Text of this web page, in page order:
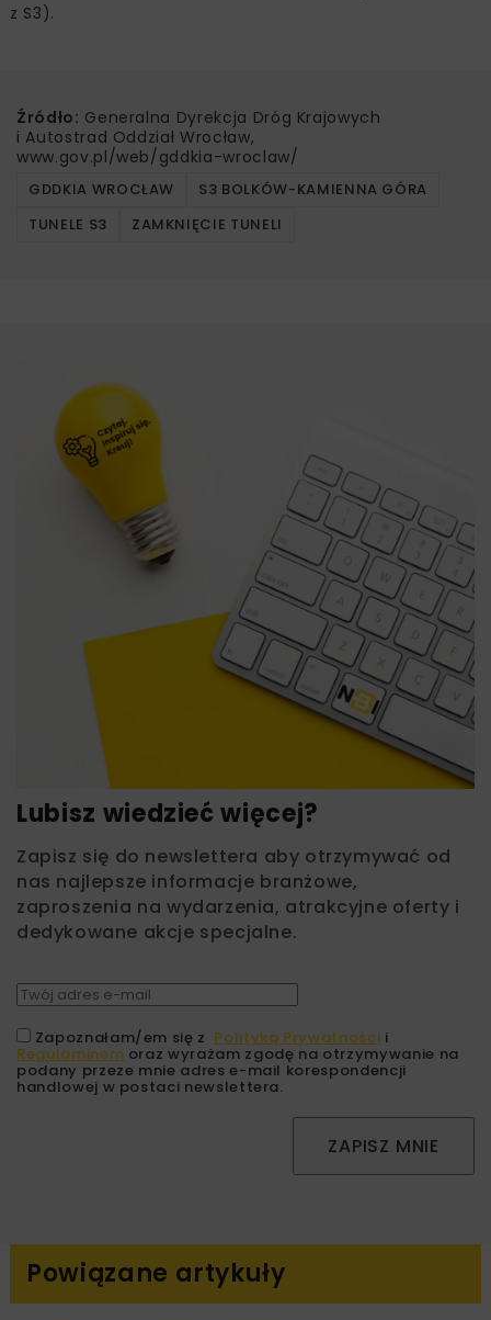
z S3).
Źródło: Generalna Dyrekcja Dróg Krajowych
i Autostrad Oddział Wrocław,
www.gov.pl/web/gddkia-wroclaw/
GDDKIA WROCŁAW
S3 BOLKÓW-KAMIENNA GÓRA
TUNELE S3
ZAMKNIĘCIE TUNELI
Lubisz wiedzieć więcej?
Zapisz się do newslettera aby otrzymywać od
nas najlepsze informacje branżowe,
zaproszenia na wydarzenia, atrakcyjne oferty i
dedykowane akcje specjalne.
Zapoznałam/em się z Polityką Prywatności i
Regulaminem oraz wyrażam zgodę na otrzymywanie na
podany przeze mnie adres e-mail korespondencji
handlowej w postaci newslettera.
ZAPISZ MNIE
Powiązane artykuły